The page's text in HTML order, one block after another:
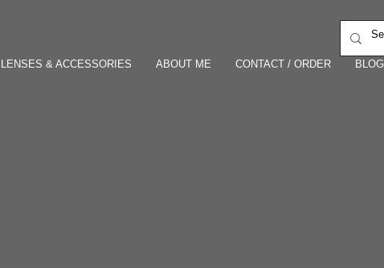
LENSES & ACCESSORIES ABOUT ME CONTACT / ORDER BLOG